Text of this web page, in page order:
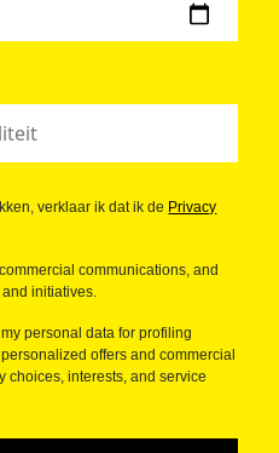
verklaar ik dat ik de Privacy
communications, and
initiatives.
personal data for profiling
offers and commercial
choices, interests, and service